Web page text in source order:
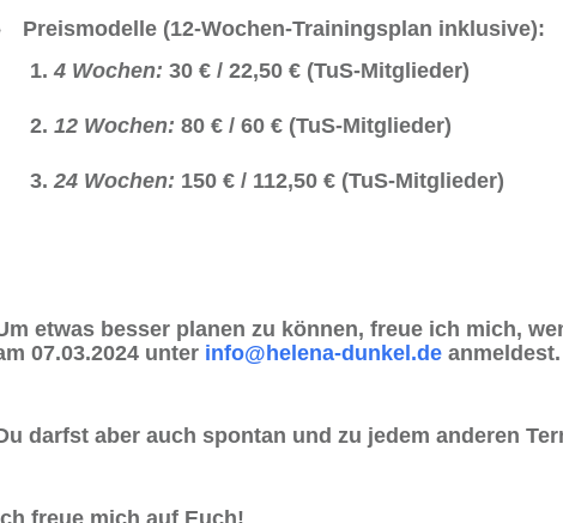
Preismodelle (12-Wochen-Trainingsplan inklusive):
4 Wochen: 30 € / 22,50 € (TuS-Mitglieder)
12 Wochen: 80 € / 60 € (TuS-Mitglieder)
24 Wochen: 150 € / 112,50 € (TuS-Mitglieder)
etwas besser planen zu können, freue ich mich,
07.03.2024 unter info@helena-dunkel.de anmeldest.
darfst aber auch spontan und zu jedem anderen
freue mich auf Euch!